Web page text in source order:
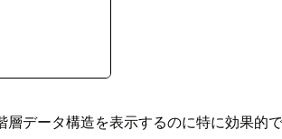
データ構造を表示するのに特に効果的